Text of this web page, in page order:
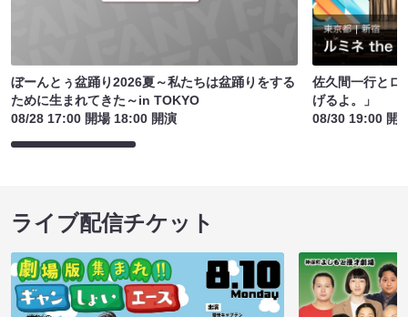
ぼーんとぅ盆踊り2026夏～私たちは盆踊りをする
ために生まれてきた～in TOKYO
08/28 17:00 開場 18:00 開演
佐久間一行とロ
げるよ。」
08/30 19:00 開
ライブ配信チケット